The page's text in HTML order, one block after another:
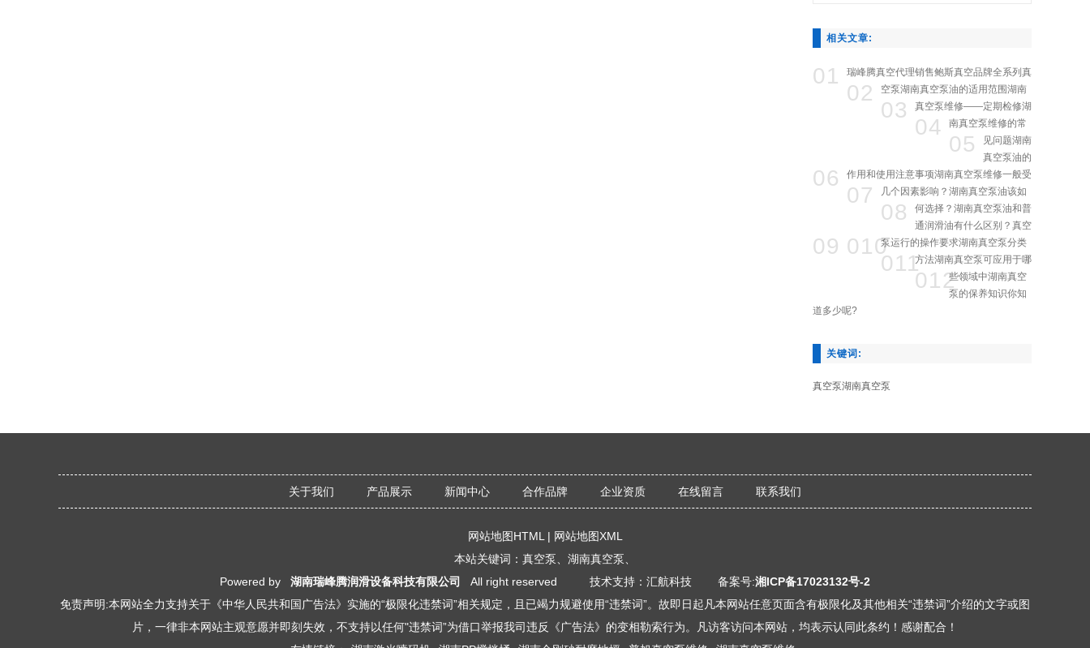
相关文章:
01
瑞峰腾真空代理销售鲍斯真空品牌全系列真
空泵
02 湖南真空泵油的适用范围
03
湖南
真空泵维修——定期检修
04
湖
南真空泵维修的常
见问题
05
湖南
真空泵油的
作用和使用注意事项
06
湖南真空泵维修一般受
几个因素影响？
07
湖南真空泵油该如
何选择？
08
湖南真空泵油和普
通润滑油有什么区别？
09
真空
泵运行的操作要求
010
湖南真空泵分类
方法
011
湖南真空泵可应用于哪
些领域中
012
湖南真空
泵的保养知识你知
道多少呢?
关键词:
真空泵湖南真空泵
关于我们 产品展示 新闻中心 合作品牌 企业资质 在线留言 联系我们
网站地图HTML| 网站地图XML
本站关键词： 真空泵、 湖南真空泵、
Powered by 湖南瑞峰腾润滑设备科技有限公司 All right reserved 技术支持：汇航科技 备案号:湘ICP备17023132号-2
免责声明:本网站全力支持关于《中华人民共和国广告法》实施的“极限化违禁词”相关规定，且已竭力规避使用“违禁词”。故即日起凡本网站任意页面含有极限化及其他相关“违禁词”介绍的文字或图
片，一律非本网站主观意愿并即刻失效，不支持以任何"违禁词”为借口举报我司违反《广告法》的变相勒索行为。凡访客访问本网站，均表示认同此条约！感谢配合！